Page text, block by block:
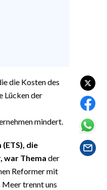
die Kosten des
Lücken der
mindert.
die
war Thema der
Reformer mit
Meer trennt uns